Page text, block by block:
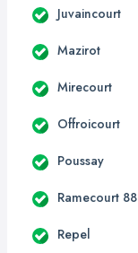
Juvaincourt
Mazirot
Mirecourt
Offroicourt
Poussay
Ramecourt 88
Repel